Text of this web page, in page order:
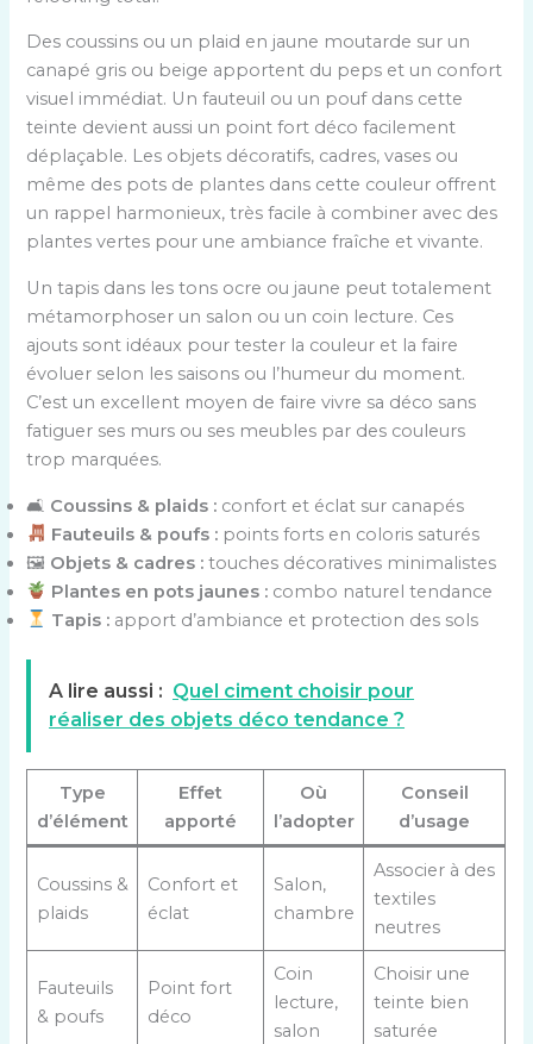
Des coussins ou un plaid en jaune moutarde sur un
canapé gris ou beige apportent du peps et un confort
visuel immédiat. Un fauteuil ou un pouf dans cette
teinte devient aussi un point fort déco facilement
déplaçable. Les objets décoratifs, cadres, vases ou
même des pots de plantes dans cette couleur offrent
un rappel harmonieux, très facile à combiner avec des
plantes vertes pour une ambiance fraîche et vivante.
Un tapis dans les tons ocre ou jaune peut totalement
métamorphoser un salon ou un coin lecture. Ces
ajouts sont idéaux pour tester la couleur et la faire
évoluer selon les saisons ou l’humeur du moment.
C’est un excellent moyen de faire vivre sa déco sans
fatiguer ses murs ou ses meubles par des couleurs
trop marquées.
🛋 Coussins & plaids : confort et éclat sur canapés
Fauteuils & poufs : points forts en coloris saturés
🖼 Objets & cadres : touches décoratives minimalistes
Plantes en pots jaunes : combo naturel tendance
Tapis : apport d’ambiance et protection des sols
A lire aussi : Quel ciment choisir pour
réaliser des objets déco tendance ?
Type
d’élément
Effet
apporté
Où
l’adopter
Conseil
d’usage
Coussins &
plaids
Confort et
éclat
Salon,
chambre
Associer à des
textiles
neutres
Fauteuils
& poufs
Point fort
déco
Coin
lecture,
salon
Choisir une
teinte bien
saturée